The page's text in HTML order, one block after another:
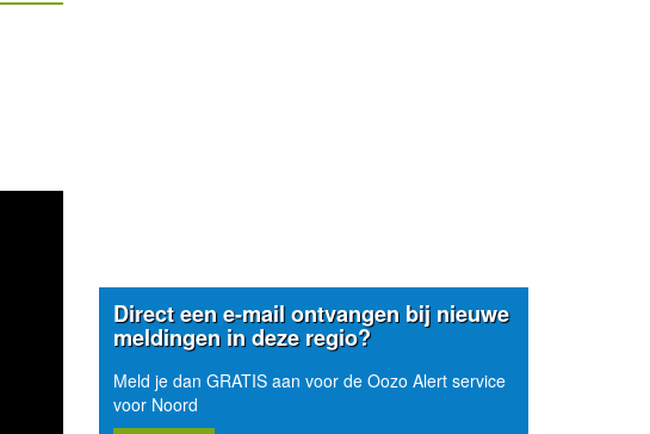
Direct een e-mail ontvangen bij nieuwe
meldingen in deze regio?
Meld je dan GRATIS aan voor de Oozo Alert service
voor Noord